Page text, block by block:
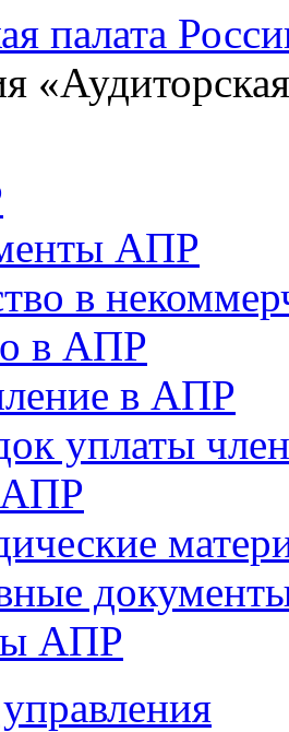
палата
АПР
в
в АПР
в АПР
уплаты
АПР
АПР